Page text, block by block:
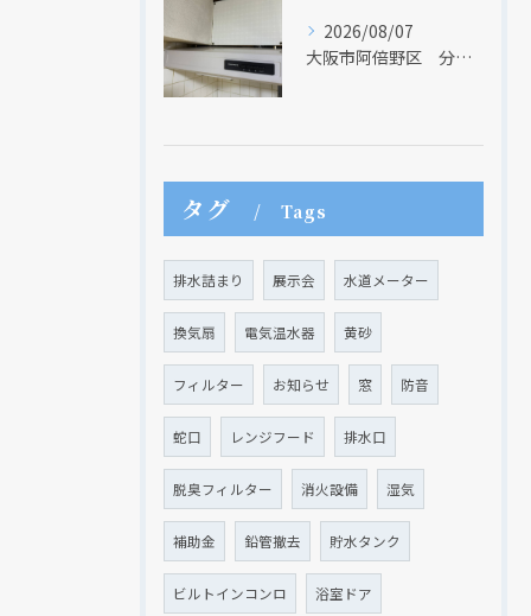
2026/08/07
大阪市阿倍野区 分譲マンションのレンジフード取替リフォーム工事 タカラスタンダード
タグ Tags
排水詰まり 展示会 水道メーター
換気扇 電気温水器 黄砂
フィルター お知らせ 窓 防音
蛇口 レンジフード 排水口
脱臭フィルター 消火設備 湿気
補助金 鉛管撤去 貯水タンク
ビルトインコンロ 浴室ドア
現在、新聞に入っている折込チラシです。
クリックでチラシのページにジャンプします
現在、新聞に入っている折込チラシです。
クリックでチラシのページにジャンプします